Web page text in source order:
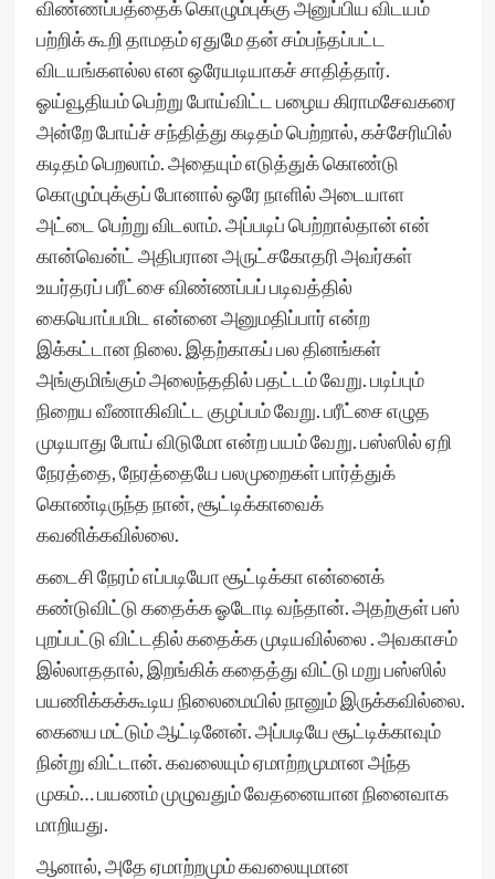
விண்ணப்பத்தைக் கொழும்புக்கு அனுப்பிய விடயம்
பற்றிக் கூறி தாமதம் ஏதுமே தன் சம்பந்தப்பட்ட
விடயங்களல்ல என ஒரேயடியாகச் சாதித்தார்.
ஓய்வூதியம் பெற்று போய்விட்ட பழைய கிராமசேவகரை
அன்றே போய்ச் சந்தித்து கடிதம் பெற்றால், கச்சேரியில்
கடிதம் பெறலாம். அதையும் எடுத்துக் கொண்டு
கொழும்புக்குப் போனால் ஒரே நாளில் அடையாள
அட்டை பெற்று விடலாம். அப்படிப் பெற்றால்தான் என்
கான்வென்ட் அதிபரான அருட்சகோதரி அவர்கள்
உயர்தரப் பரீட்சை விண்ணப்பப் படிவத்தில்
கையொப்பமிட என்னை அனுமதிப்பார் என்ற
இக்கட்டான நிலை. இதற்காகப் பல தினங்கள்
அங்குமிங்கும் அலைந்ததில் பதட்டம் வேறு. படிப்பும்
நிறைய வீணாகிவிட்ட குழப்பம் வேறு. பரீட்சை எழுத
முடியாது போய் விடுமோ என்ற பயம் வேறு. பஸ்ஸில் ஏறி
நேரத்தை, நேரத்தையே பலமுறைகள் பார்த்துக்
கொண்டிருந்த நான், சூட்டிக்காவைக்
கவனிக்கவில்லை.
கடைசி நேரம் எப்படியோ சூட்டிக்கா என்னைக்
கண்டுவிட்டு கதைக்க ஓடோடி வந்தான். அதற்குள் பஸ்
புறப்பட்டு விட்டதில் கதைக்க முடியவில்லை . அவகாசம்
இல்லாததால், இறங்கிக் கதைத்து விட்டு மறு பஸ்ஸில்
பயணிக்கக்கூடிய நிலைமையில் நானும் இருக்கவில்லை.
கையை மட்டும் ஆட்டினேன். அப்படியே சூட்டிக்காவும்
நின்று விட்டான். கவலையும் ஏமாற்றமுமான அந்த
முகம்… பயணம் முழுவதும் வேதனையான நினைவாக
மாறியது.
ஆனால், அதே ஏமாற்றமும் கவலையுமான